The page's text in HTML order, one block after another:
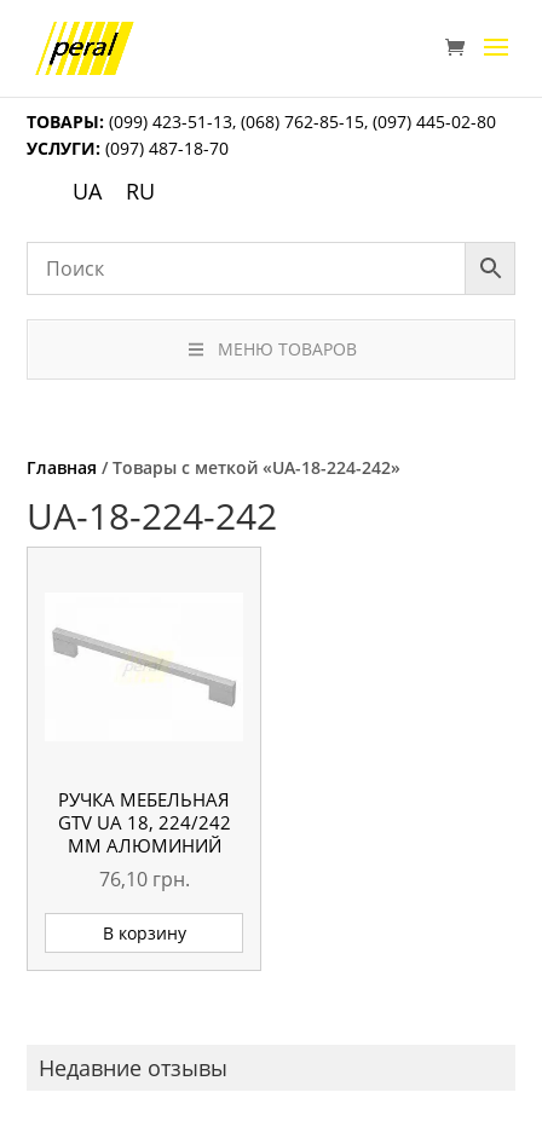
ТОВАРЫ: (099) 423-51-13,(068) 762-85-15,(097) 445-02-80
УСЛУГИ: (097) 487-18-70
UA RU
МЕНЮ ТОВАРОВ
Главная / Товары с меткой «UА-18-224-242»
UА-18-224-242
РУЧКА МЕБЕЛЬНАЯ
GTV UA 18, 224/242
ММ АЛЮМИНИЙ
76,10 грн.
В корзину
Недавние отзывы